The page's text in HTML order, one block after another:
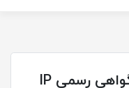
شیائومی ۱۳ پرو سرانجام گواهی رسمی IP